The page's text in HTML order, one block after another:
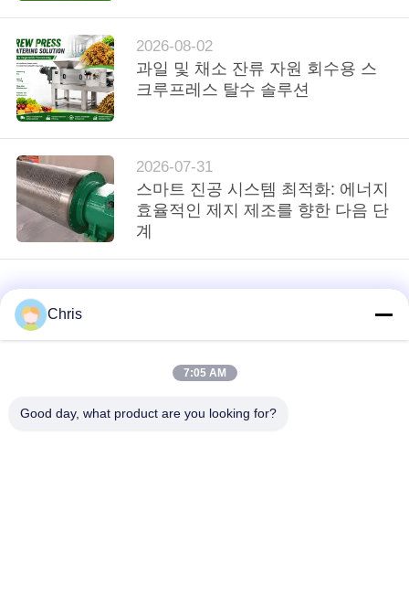
뉴
스
인
용
문
을
요
구
2026-08-02
과일 및 채소 잔류 자원 회수용 스
크루프레스 탈수 솔루션
2026-07-31
스마트 진공 시스템 최적화: 에너지
효율적인 제지 제조를 향한 다음 단
계
Chris
7:05 AM
Good day, what product are you looking for?